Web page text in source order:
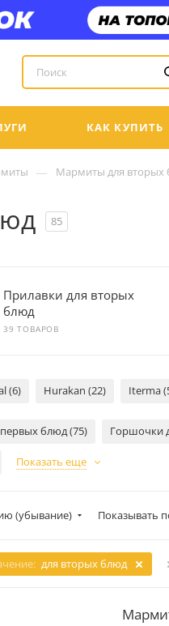
КАК КУПИТЬ
— Мармиты для вторых
85
Прилавки для вторых
блюд
39 ТОВАРОВ
(6) Hurakan (22) Iterma
блюд (75) Горшочки
Показать еще
(убывание) Показывать
для вторых блюд